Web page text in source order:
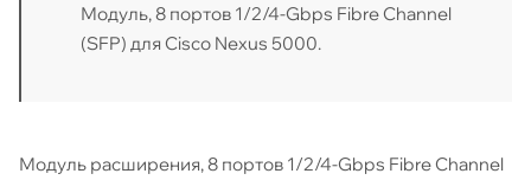
Модуль, 8 портов 1/2/4-Gbps Fibre Channel
(SFP) для Cisco Nexus 5000.
Модуль расширения, 8 портов 1/2/4-Gbps Fibre Channel